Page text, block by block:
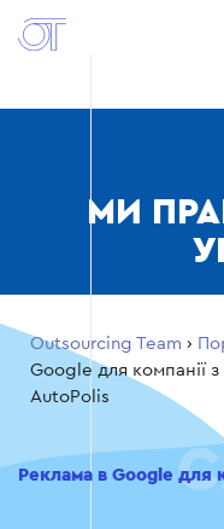
МИ
Outsourcing Team ›
Google для компанії
AutoPolis
Реклама в Google для